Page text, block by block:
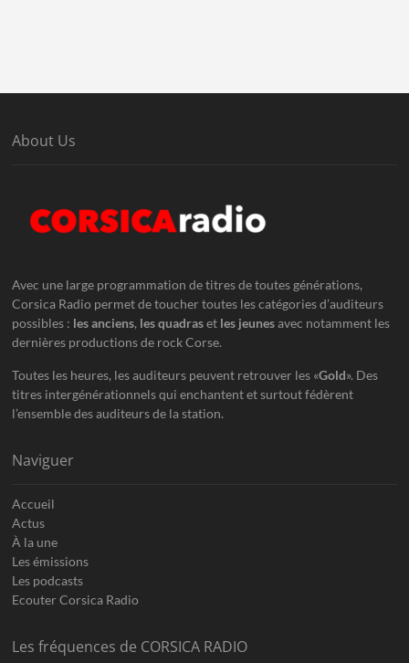
About Us
Avec une large programmation de titres de toutes générations,
Corsica Radio permet de toucher toutes les catégories d’auditeurs
possibles : les anciens, les quadraset les jeunesavec notamment les
dernières productions de rock Corse.
Toutes les heures, les auditeurs peuvent retrouver les «Gold». Des
titres intergénérationnels qui enchantent et surtout fédèrent
l’ensemble des auditeurs de la station.
Naviguer
Accueil
Actus
À la une
Les émissions
Les podcasts
Ecouter Corsica Radio
Les fréquences de CORSICA RADIO